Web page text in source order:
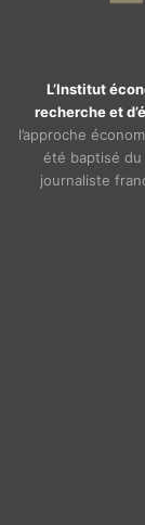
L’Institut
recherche et
l’approche
été baptisé du
journaliste